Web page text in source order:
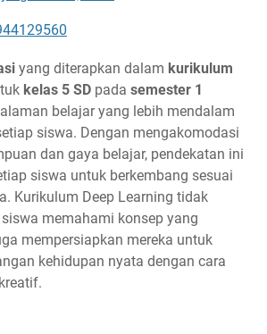
yang diterapkan dalam kurikulum
kelas 5 SD pada semester 1
belajar yang lebih mendalam
siswa. Dengan mengakomodasi
dan gaya belajar, pendekatan ini
siswa untuk berkembang sesuai
Kurikulum Deep Learning tidak
memahami konsep yang
mempersiapkan mereka untuk
kehidupan nyata dengan cara